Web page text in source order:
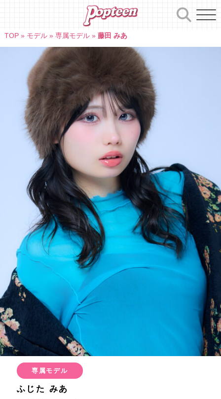
TOP» モデル» 専属モデル» 藤田 みあ
専属モデル
ふじた みあ